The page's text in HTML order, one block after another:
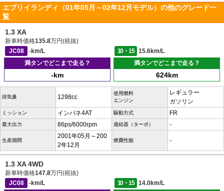
エブリイランディ（01年05月～02年12月モデル）の他のグレード一
覧
1.3 XA
新車時価格135.8万円(税抜)
JC08
-km/L 10・15
15.6km/L
満タンでどこまで走る？
-km
満タンでどこまで走る？
624km
排気量 1298cc
使用燃料
エンジン
レギュラー
ガソリン
ミッション インパネ4AT 駆動方式 FR
最大出力 86ps/6000rpm 過給器（ターボ） -
生産期間
2001年05月～200
2年12月
燃費性能 -
1.3 XA 4WD
新車時価格147.8万円(税抜)
JC08
-km/L 10・15
14.0km/L